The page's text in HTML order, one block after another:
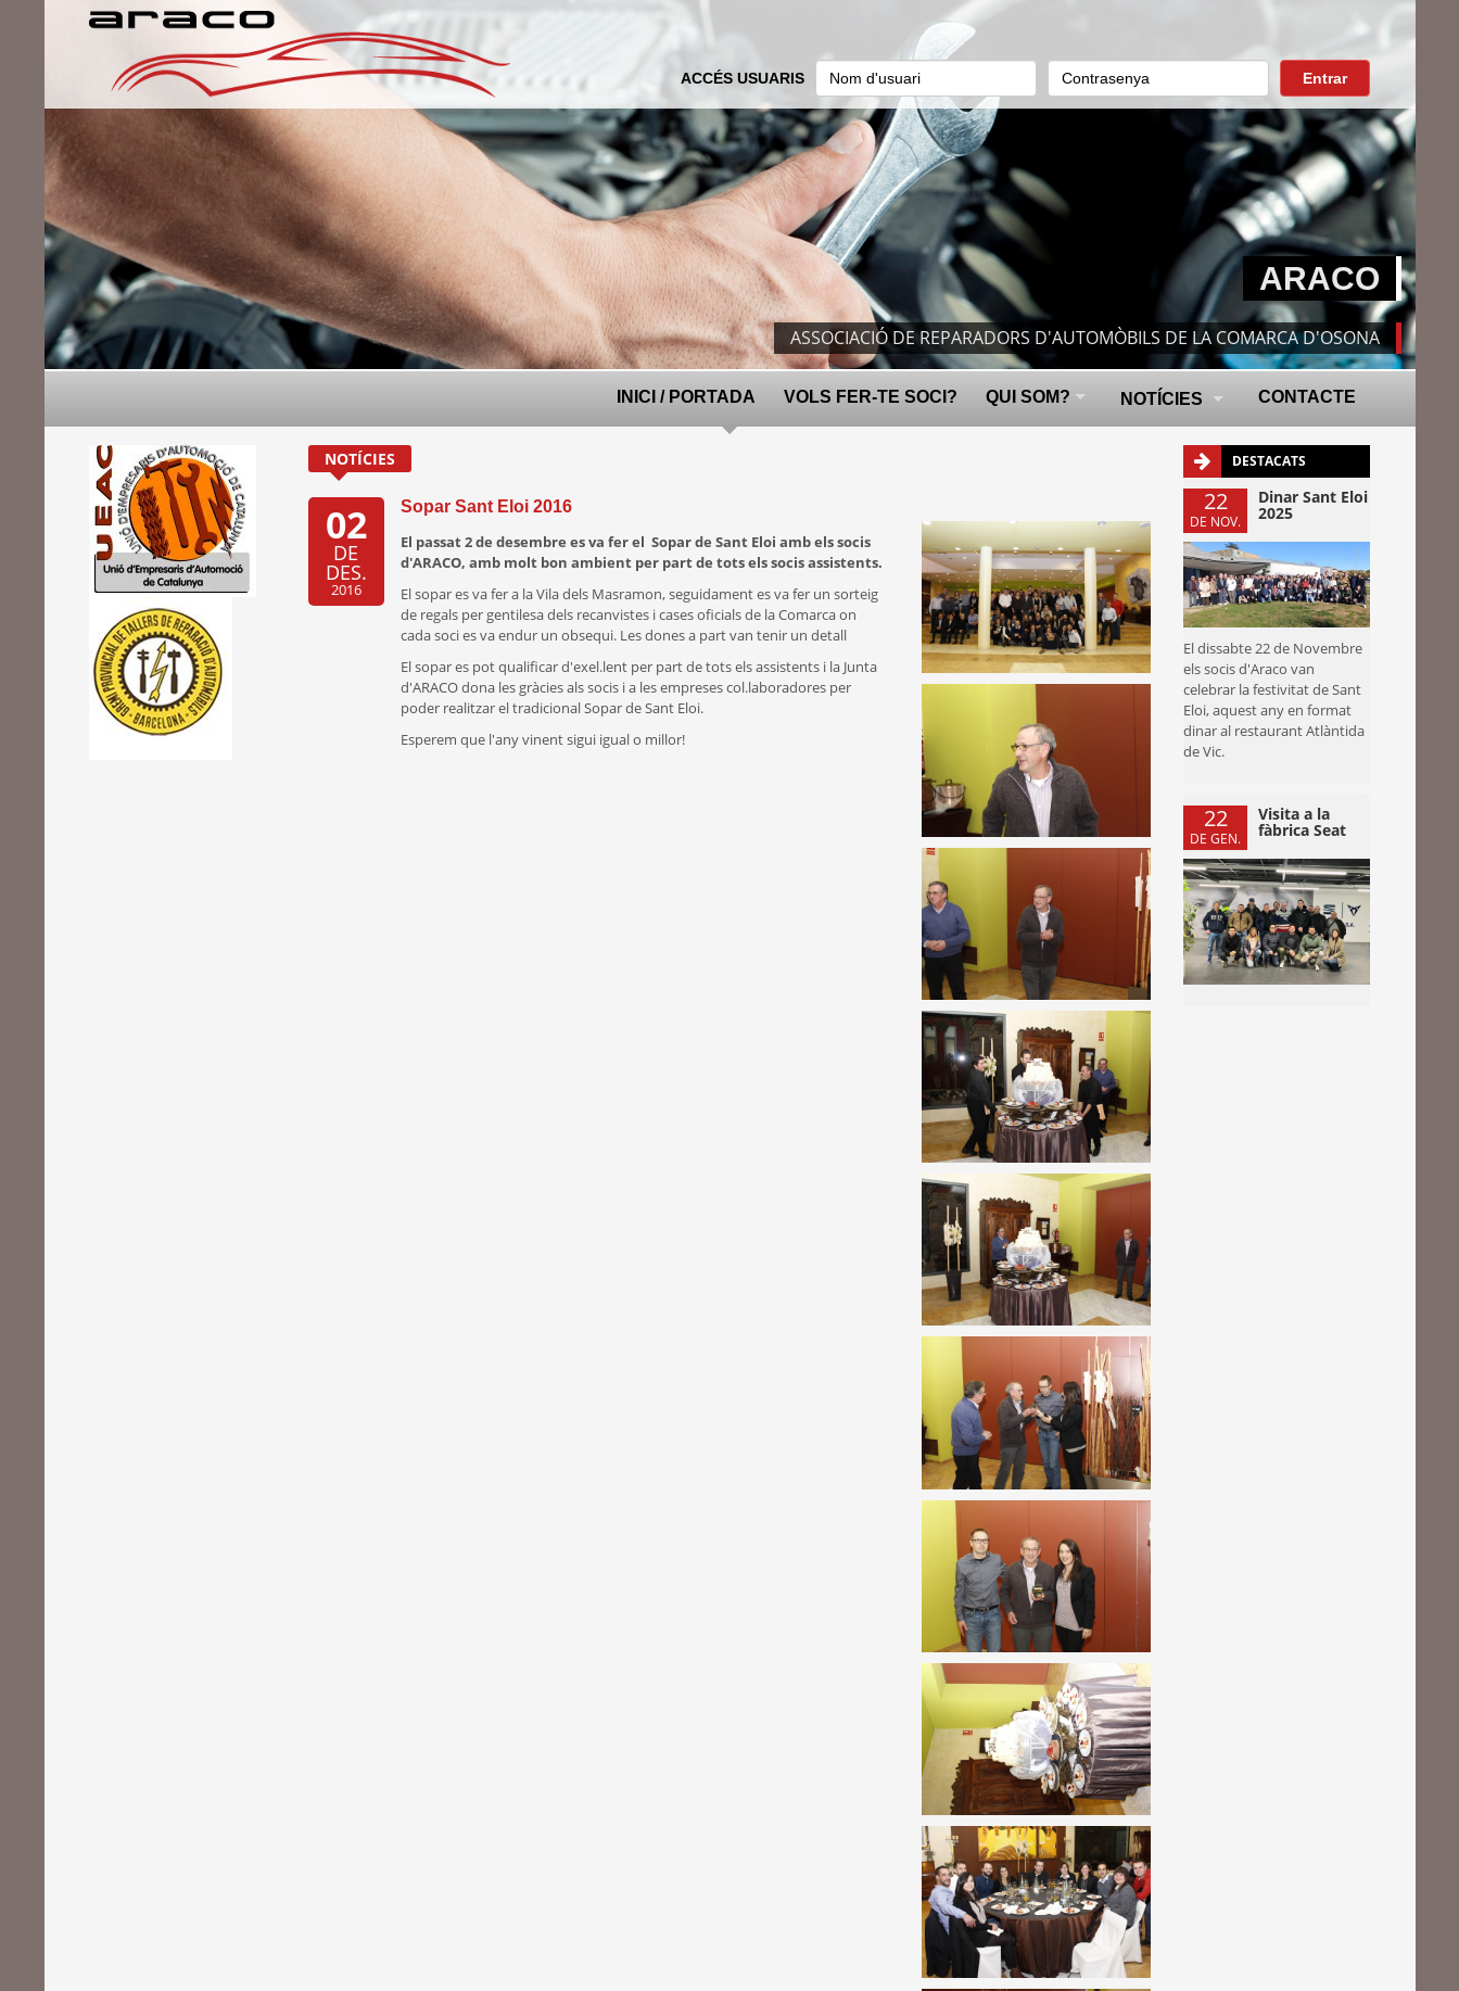
ACCÉS USUARIS Entrar
ARACO
ASSOCIACIÓ DE REPARADORS D'AUTOMÒBILS DE LA COMARCA D'OSONA
INICI / PORTADA VOLS FER-TE SOCI? QUI SOM? NOTÍCIES CONTACTE
NOTÍCIES
02
DE
DES.
2016
Sopar Sant Eloi 2016
El passat 2 de desembre es va fer el Sopar de Sant Eloi amb els socis
d'ARACO, amb molt bon ambient per part de tots els socis assistents.
El sopar es va fer a la Vila dels Masramon, seguidament es va fer un sorteig
de regals per gentilesa dels recanvistes i cases oficials de la Comarca on
cada soci es va endur un obsequi. Les dones a part van tenir un detall
El sopar es pot qualificar d'exel.lent per part de tots els assistents i la Junta
d'ARACO dona les gràcies als socis i a les empreses col.laboradores per
poder realitzar el tradicional Sopar de Sant Eloi.
Esperem que l'any vinent sigui igual o millor!
DESTACATS
22
DE NOV.
Dinar Sant Eloi
2025
El dissabte 22 de Novembre
els socis d'Araco van
celebrar la festivitat de Sant
Eloi, aquest any en format
dinar al restaurant Atlàntida
de Vic.
22
DE GEN.
Visita a la
fàbrica Seat